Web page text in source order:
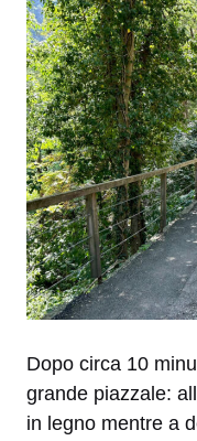
Dopo circa 10
grande piazzale:
in legno mentre a